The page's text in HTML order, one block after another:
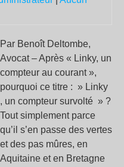
Par Benoît Deltombe,
Avocat – Après « Linky, un
compteur au courant »,
pourquoi ce titre : » Linky
, un compteur survolté » ?
Tout simplement parce
qu’il s’en passe des vertes
et des pas mûres, en
Aquitaine et en Bretagne